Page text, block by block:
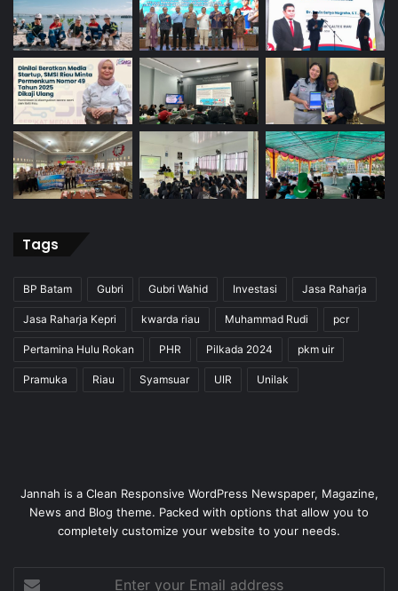
Tags
BP Batam Gubri Gubri Wahid Investasi Jasa Raharja
Jasa Raharja Kepri kwarda riau Muhammad Rudi pcr
Pertamina Hulu Rokan PHR Pilkada 2024 pkm uir
Pramuka Riau Syamsuar UIR Unilak
Jannah is a Clean Responsive WordPress Newspaper, Magazine,
News and Blog theme. Packed with options that allow you to
completely customize your website to your needs.